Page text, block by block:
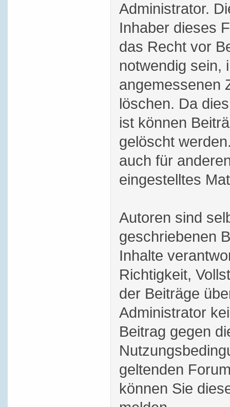
Administrator.
Inhaber dieses
das Recht vor
notwendig sein,
angemessenen
löschen. Da
ist können
gelöscht
auch für
eingestelltes
Autoren sind
geschriebenen
Inhalte
Richtigkeit,
der Beiträge
Administrator
Beitrag gegen
geltenden
können Sie